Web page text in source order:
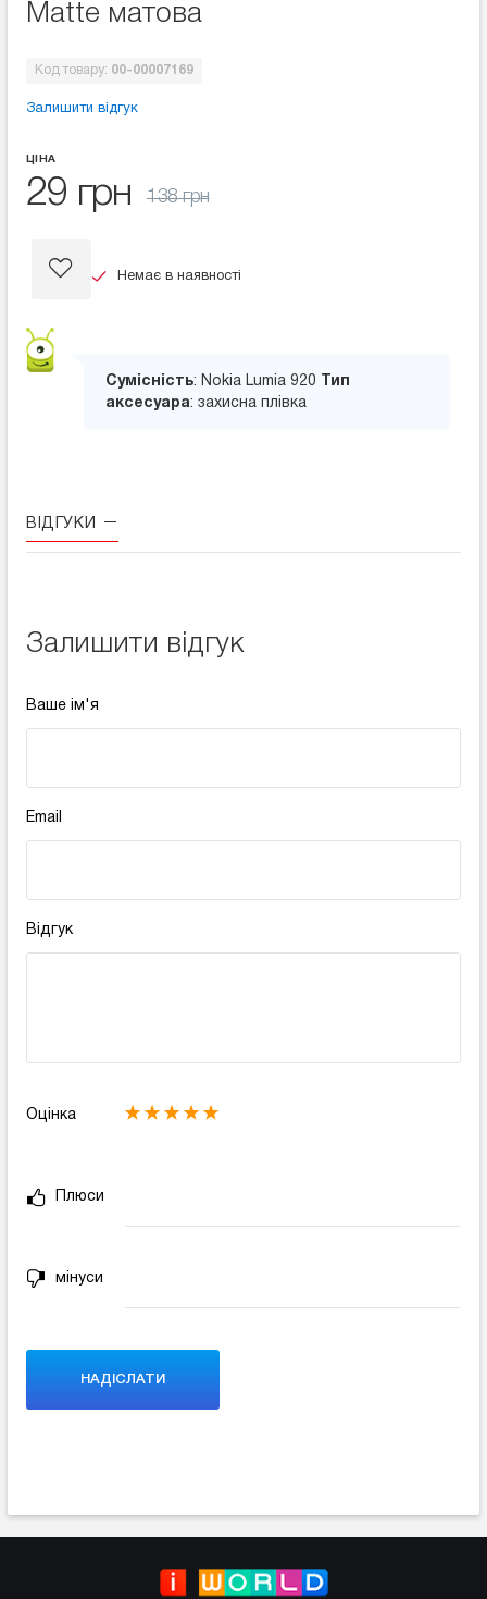
Matte матова
Код товару: 00-00007169
Залишити відгук
ЦІНА
29 грн 138 грн
Немає в наявності
Сумісність: Nokia Lumia 920
Тип
аксесуара: захисна плівка
ВІДГУКИ
Залишити відгук
Ваше ім'я
Email
Відгук
Оцінка
Плюси
мінуси